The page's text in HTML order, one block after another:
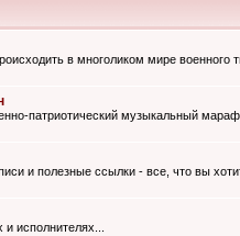
в многоликом мире военного
патриотический музыкальный
и полезные ссылки - все, что вы
исполнителях...